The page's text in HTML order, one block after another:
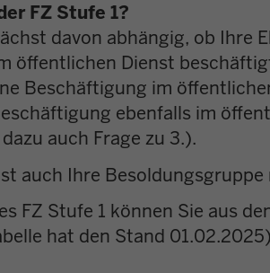
FZ Stufe 1?
davon abhängig, ob
öffentlichen Dienst
Beschäftigung im
ebenfalls im
auch Frage zu 3.).
auch Ihre Besoldungsgruppe
FZ Stufe 1 können Sie aus
hat den Stand